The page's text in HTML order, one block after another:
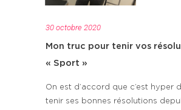
30 octobre 2020
Mon truc pour tenir vos
« Sport »
On est d’accord que c’est hyper
tenir ses bonnes résolutions